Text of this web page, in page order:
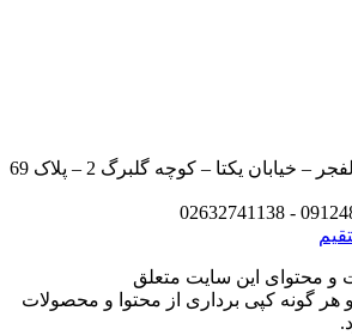
آدرس: کرج – میدان والفجر – خیابان یکتا – کوچه گلبرگ 2 – پلاک 69
اين سایت متعلق
کپی برداری از محتوا و محصولات